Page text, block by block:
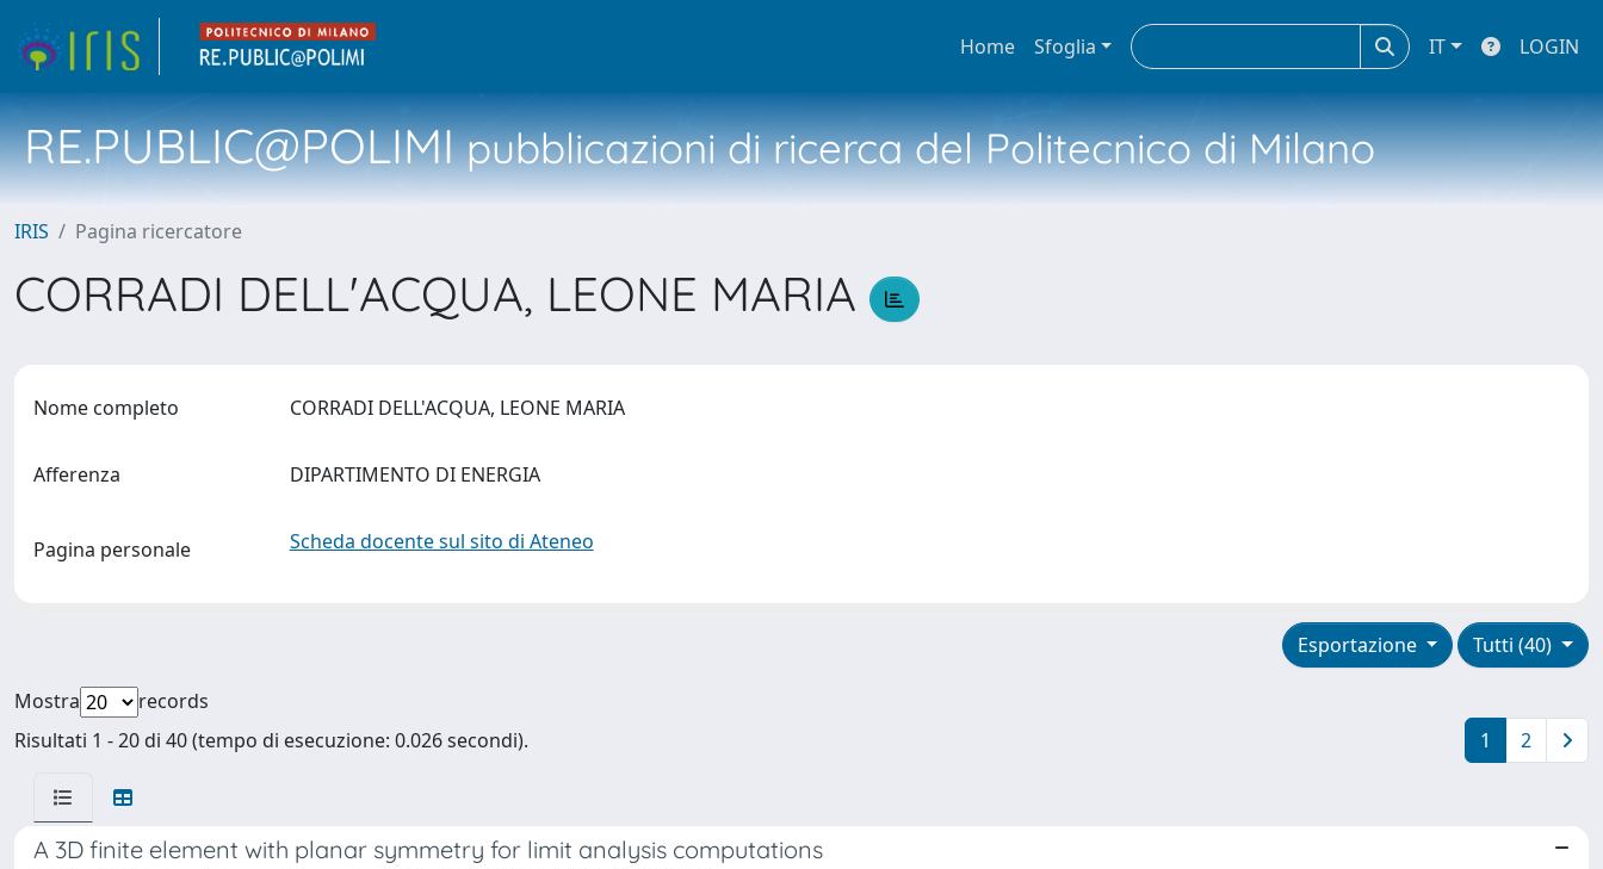
Home Sfoglia IT LOGIN
RE.PUBLIC@POLIMIpubblicazioni di ricerca del Politecnico di Milano
IRIS Pagina ricercatore
CORRADI DELL'ACQUA, LEONE MARIA
Nome completo CORRADI DELL'ACQUA, LEONE MARIA
Afferenza DIPARTIMENTO DI ENERGIA
Pagina personale Scheda docente sul sito di Ateneo
Tutti (40)
Esportazione
Mostra
records
Risultati 1 - 20 di 40 (tempo di esecuzione: 0.026 secondi).
1 2
A 3D finite element with planar symmetry for limit analysis computations